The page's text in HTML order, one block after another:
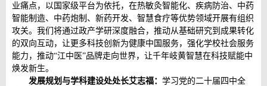
业痛点，以国家级平台为依托，在热敏灸智能化、疾病防治、中药
智能制造、中药炮制、新药开发、智慧食疗等优势领域开展有组织
攻关。我们将通过政产学研深度融合，推动从基础研究到成果转化
的双向互动，让更多科技创新为健康中国服务，强化学校社会服务
能力，推动“江中医”品牌走向世界，让千年岐黄智慧在科技赋能中
焕发新生。
发展规划与学科建设处处长艾志福： 学习党的二十届四中全